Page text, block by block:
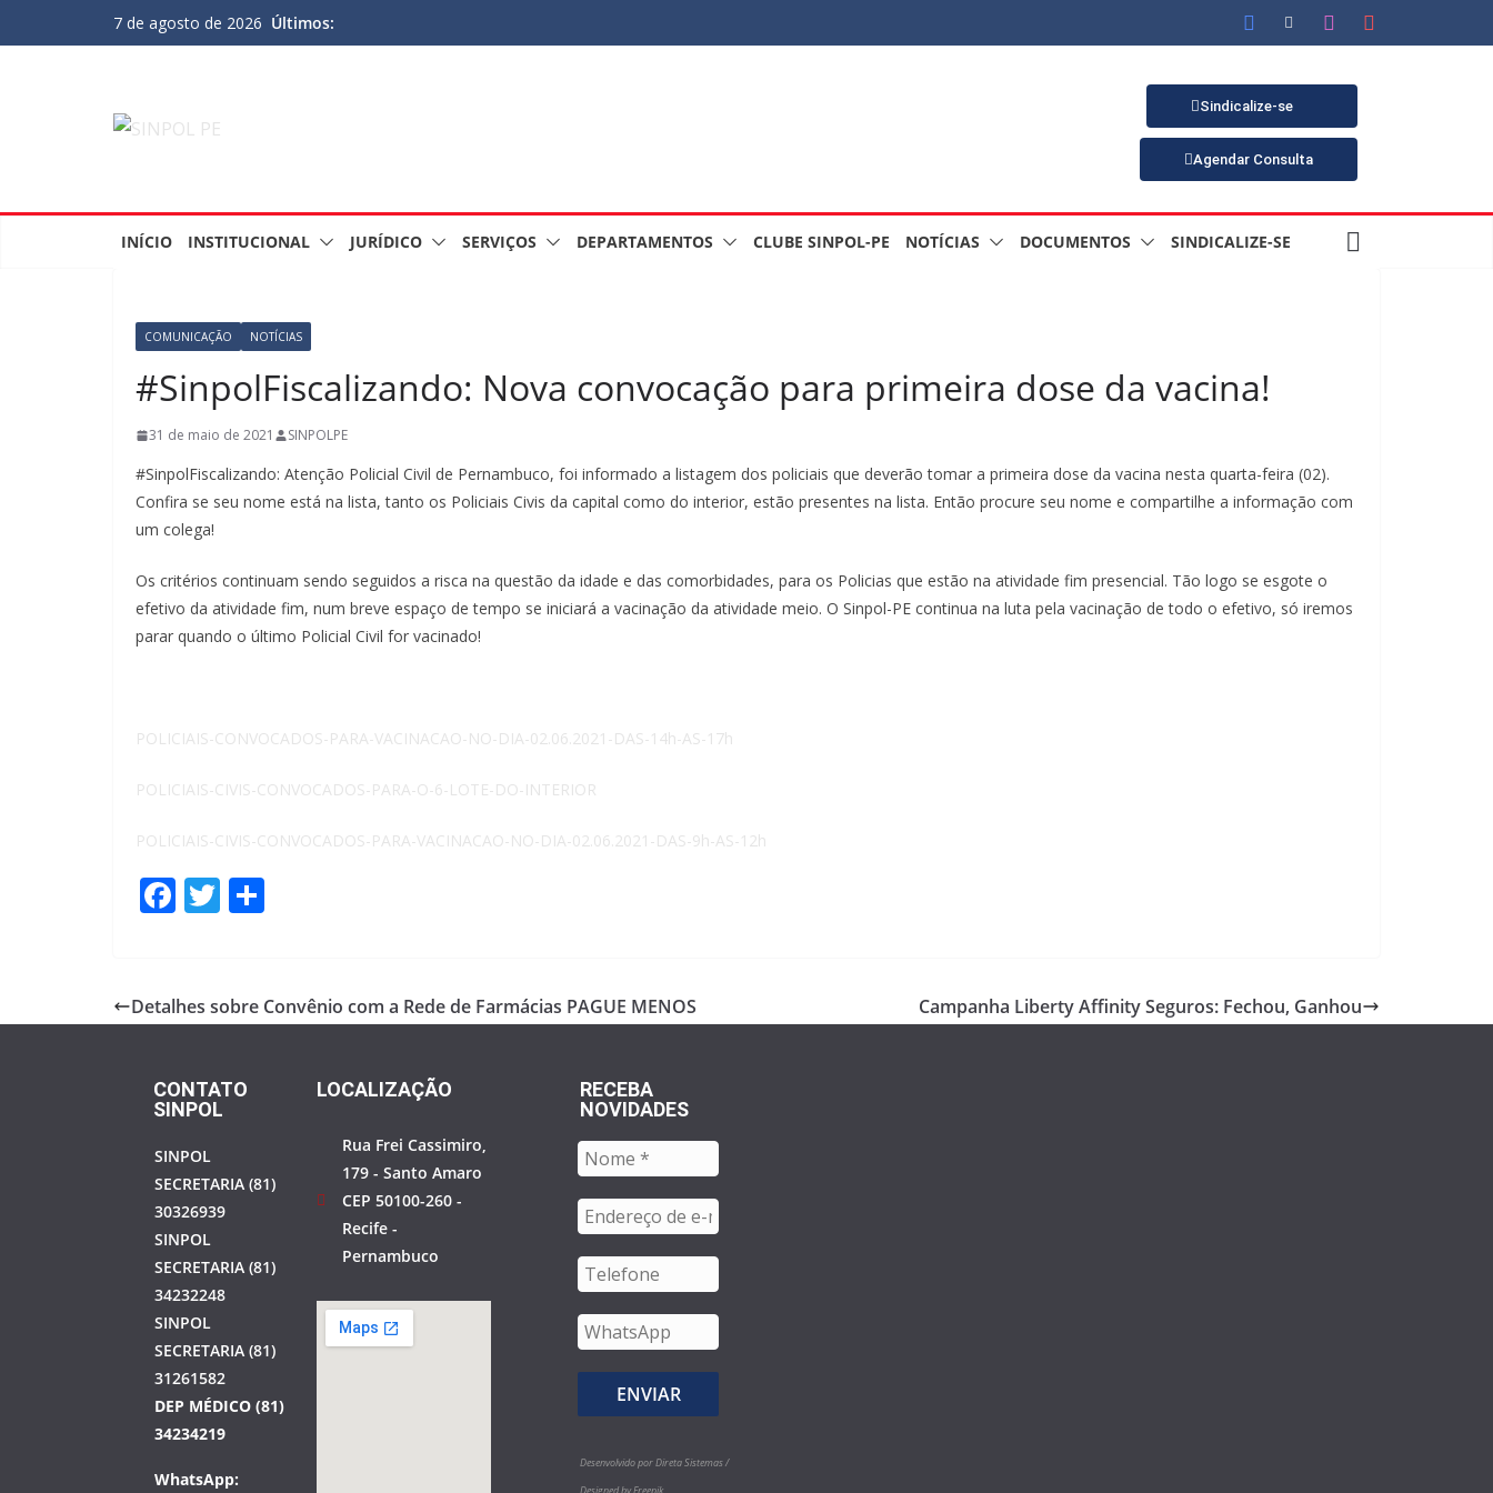
7 de agosto de 2026 Últimos:
Sindicalize-se
Agendar Consulta
INÍCIO INSTITUCIONAL JURÍDICO SERVIÇOS DEPARTAMENTOS CLUBE SINPOL-PE NOTÍCIAS DOCUMENTOS SINDICALIZE-SE
COMUNICAÇÃO NOTÍCIAS
#SinpolFiscalizando: Nova convocação para primeira dose da vacina!
31 de maio de 2021 SINPOLPE
#SinpolFiscalizando: Atenção Policial Civil de Pernambuco, foi informado a listagem dos policiais que deverão tomar a primeira dose da vacina nesta quarta-feira (02).
Confira se seu nome está na lista, tanto os Policiais Civis da capital como do interior, estão presentes na lista. Então procure seu nome e compartilhe a informação com
um colega!
Os critérios continuam sendo seguidos a risca na questão da idade e das comorbidades, para os Policias que estão na atividade fim presencial. Tão logo se esgote o
efetivo da atividade fim, num breve espaço de tempo se iniciará a vacinação da atividade meio. O Sinpol-PE continua na luta pela vacinação de todo o efetivo, só iremos
parar quando o último Policial Civil for vacinado!
POLICIAIS-CONVOCADOS-PARA-VACINACAO-NO-DIA-02.06.2021-DAS-14h-AS-17h
POLICIAIS-CIVIS-CONVOCADOS-PARA-O-6-LOTE-DO-INTERIOR
POLICIAIS-CIVIS-CONVOCADOS-PARA-VACINACAO-NO-DIA-02.06.2021-DAS-9h-AS-12h
F
b
o
o
k
T
er e
Detalhes sobre Convênio com a Rede de Farmácias PAGUE MENOS Campanha Liberty Affinity Seguros: Fechou, Ganhou
CONTATO
SINPOL
SINPOL
SECRETARIA (81)
30326939
SINPOL
SECRETARIA (81)
34232248
SINPOL
SECRETARIA (81)
31261582
DEP MÉDICO (81)
34234219
WhatsApp:
LOCALIZAÇÃO
Rua Frei Cassimiro,
179 - Santo Amaro
CEP 50100-260 -
Recife -
Pernambuco
RECEBA
NOVIDADES
Desenvolvido por Direta Sistemas /